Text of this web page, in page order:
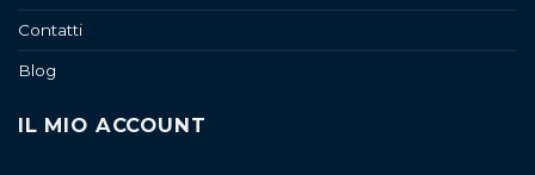
Contatti
Blog
IL MIO ACCOUNT